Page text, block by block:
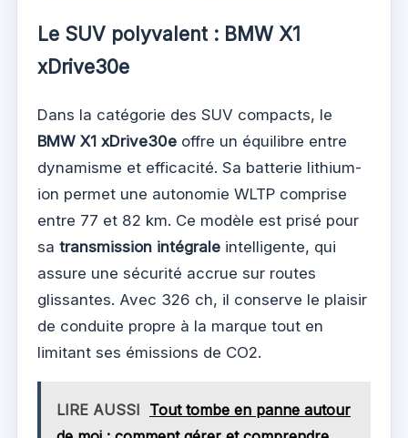
Le SUV polyvalent : BMW X1
xDrive30e
Dans la catégorie des SUV compacts, le
BMW X1 xDrive30e offre un équilibre entre
dynamisme et efficacité. Sa batterie lithium-
ion permet une autonomie WLTP comprise
entre 77 et 82 km. Ce modèle est prisé pour
sa transmission intégrale intelligente, qui
assure une sécurité accrue sur routes
glissantes. Avec 326 ch, il conserve le plaisir
de conduite propre à la marque tout en
limitant ses émissions de CO2.
LIRE AUSSI Tout tombe en panne autour